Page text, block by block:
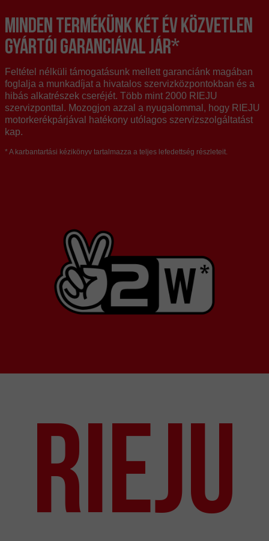
MINDEN TERMÉKÜNK KÉT ÉV KÖZVETLEN
GYÁRTÓI GARANCIÁVAL JÁR*
Feltétel nélküli támogatásunk mellett garanciánk magában
foglalja a munkadíjat a hivatalos szervizközpontokban és a
hibás alkatrészek cseréjét. Több mint 2000 RIEJU
szervizponttal. Mozogjon azzal a nyugalommal, hogy RIEJU
motorkerékpárjával hatékony utólagos szervizszolgáltatást
kap.
* A karbantartási kézikönyv tartalmazza a teljes lefedettség részleteit.
RIEJU